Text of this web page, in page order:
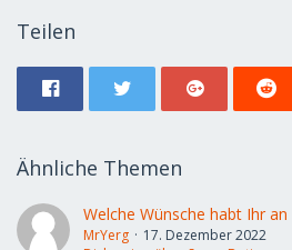
Teilen
Ähnliche Themen
Welche Wünsche habt Ihr an
MrYerg
17. Dezember 2022